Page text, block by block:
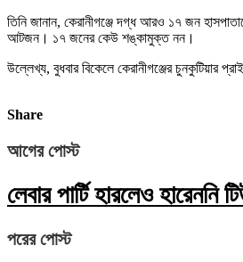
তিনি জানান, কেরানীগঞ্জে দগ্ধ আরও ১৭ জন
আটজন। ১৭ জনের কেউ শঙ্কামুক্ত নন।
উল্লেখ্য, বুধবার বিকেলে কেরানীগঞ্জের
Share
আগের পোস্ট
লেবার পার্টি হারলেও হারেননি
পরের পোস্ট